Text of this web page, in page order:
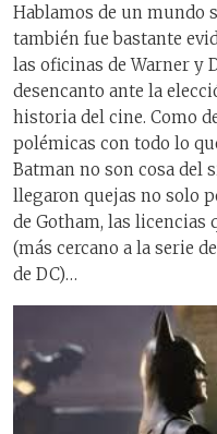
Hablamos de un mundo
también fue bastante
las oficinas de Warner y
desencanto ante la
historia del cine. Como
polémicas con todo lo
Batman no son cosa del
llegaron quejas no solo
de Gotham, las licencias
(más cercano a la serie
de DC)…